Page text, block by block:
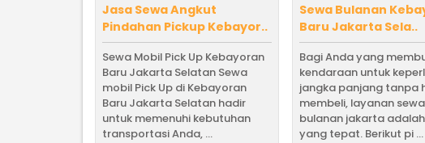
Jasa Sewa Angkut
Pindahan Pickup Kebayor..
Sewa Mobil Pick Up Kebayoran
Baru Jakarta Selatan Sewa
mobil Pick Up di Kebayoran
Baru Jakarta Selatan hadir
untuk memenuhi kebutuhan
transportasi Anda, ...
Sewa Bulanan
Baru Jakarta Sela..
Bagi Anda yang
kendaraan untuk
jangka panjang tanpa
membeli, layanan
bulanan jakarta
yang tepat. Berikut pi ...